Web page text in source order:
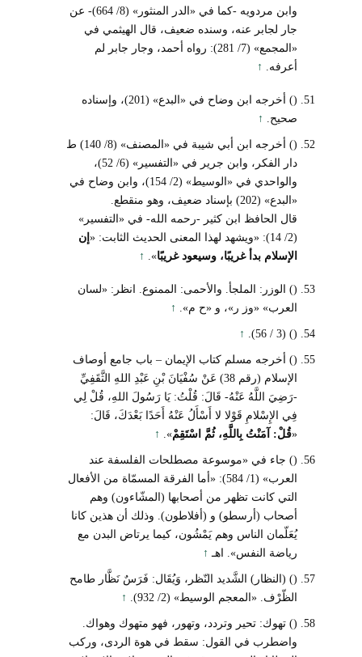
وابن مردويه -كما في «الدر المنثور» (8/ 664)- عن
جار لجابر عنه، وسنده ضعيف، قال الهيثمي في
«المجمع» (7/ 281): رواه أحمد، وجار جابر لم
أعرفه. ↑
() أخرجه ابن وضاح في «البدع» (201)، وإسناده
صحيح. ↑
() أخرجه ابن أبي شيبة في «المصنف» (8/ 140) ط
دار الفكر، وابن جرير في «التفسير» (6/ 52)،
والواحدي في «الوسيط» (2/ 154)، وابن وضاح في
«البدع» (202) بإسناد ضعيف، وهو منقطع.
قال الحافظ ابن كثير -رحمه الله- في «التفسير»
(2/ 14): «ويشهد لهذا المعنى الحديث الثابت: «
إن
الإسلام بدأ غريبًا، وسيعود غريبًا».
↑
() الوزر: الملجأ. والأحمى: الممنوع. انظر: «لسان
العرب» «وز ر»، و «ح م». ↑
() (3 / 56).
↑
() أخرجه مسلم كتاب الإيمان – باب جامع أوصاف
الإسلام (رقم 38) عَنْ سُفْيَانَ بْنِ عَبْدِ اللهِ الثَّقَفِيِّ
-رَضِيَ اللَّهُ عَنْهُ- قَالَ: قُلْتُ: يَا رَسُولَ اللهِ، قُلْ لِي
فِي الإِسْلامِ قَوْلا لا أَسْأَلُ عَنْهُ أَحَدًا بَعْدَكَ، قَالَ:
«قُلْ: آمَنْتُ بِاللَّهِ، ثُمَّ اسْتَقِمْ».
↑
() جاء في «موسوعة مصطلحات الفلسفة عند
العرب» (1/ 584): «أما الفرقة المسمّاة من الأفعال
التي كانت تظهر من أصحابها (المشّاءون) وهم
أصحاب (أرسطو) و (أفلاطون). وذلك أن هذين كانا
يُعَلّمان الناس وهم يَمْشُون، كيما يرتاض البدن مع
رياضة النفس». اهـ ↑
() (النظار) الشَّديد النّظر، وَيُقَال: فَرَسٌ نَظَّار طامح
الظّرْف. «المعجم الوسيط» (2/ 932).
↑
() تهوك: تحير وتردد، وتهور، فهو متهوك وهواك.
واضطرب في القول: سقط في هوة الردى، وركب